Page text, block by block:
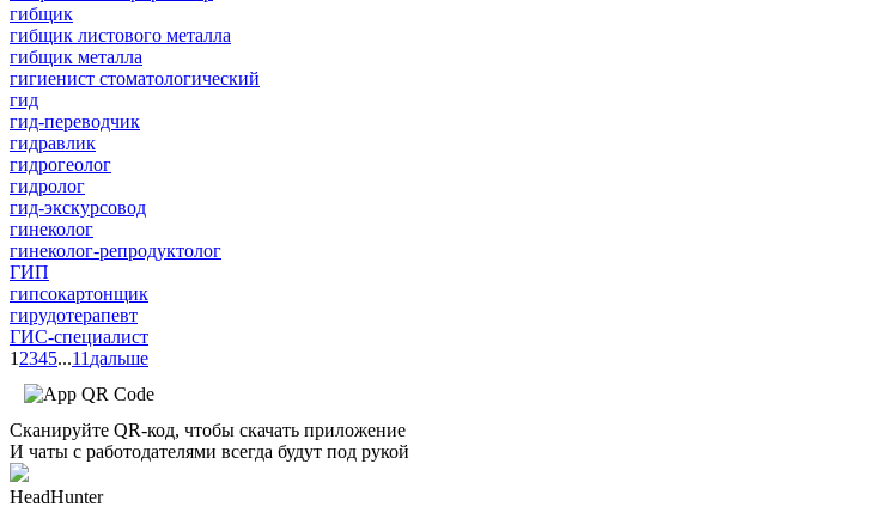
гибщик
гибщик листового металла
гибщик металла
гигиенист стоматологический
гид
гид-переводчик
гидравлик
гидрогеолог
гидролог
гид-экскурсовод
гинеколог
гинеколог-репродуктолог
ГИП
гипсокартонщик
гирудотерапевт
ГИС-специалист
1 2345...11 дальше
Сканируйте QR-код, чтобы скачать приложение
И чаты с работодателями всегда будут под рукой
HeadHunter